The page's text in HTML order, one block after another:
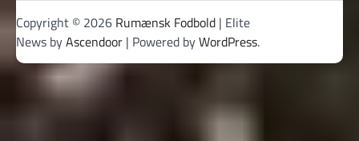
Copyright © 2026 Rumænsk Fodbold | Elite
News byAscendoor | Powered byWordPress.